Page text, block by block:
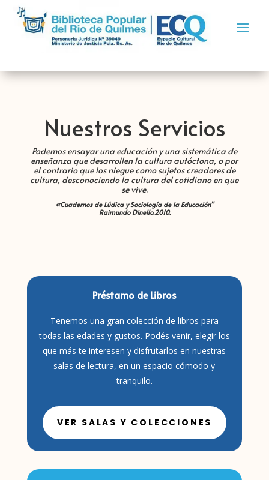
Nuestros Servicios
Podemos ensayar una educación y una sistemática de
enseñanza que desarrollen la cultura autóctona, o por
el contrario que los niegue como sujetos creadores de
cultura, desconociendo la cultura del cotidiano en que
se vive.
«Cuadernos de Lúdica y Sociología de la Educación”
Raimundo Dinello.2010.
Préstamo de Libros
Tenemos una gran colección de libros para
todas las edades y gustos. Podés venir, elegir los
que más te interesen y disfrutarlos en nuestras
salas de lectura, en un espacio cómodo y
tranquilo.
VER SALAS Y COLECCIONES